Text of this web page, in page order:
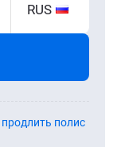
RUS
продлить полис